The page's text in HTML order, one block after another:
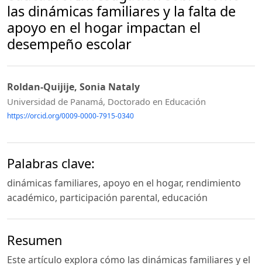
las dinámicas familiares y la falta de
apoyo en el hogar impactan el
desempeño escolar
Roldan-Quijije, Sonia Nataly
Universidad de Panamá, Doctorado en Educación
https://orcid.org/0009-0000-7915-0340
Palabras clave:
dinámicas familiares, apoyo en el hogar, rendimiento
académico, participación parental, educación
Resumen
Este artículo explora cómo las dinámicas familiares y el